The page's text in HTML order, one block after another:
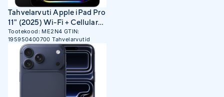
Tahvelarvuti Apple iPad Pro
11" (2025) Wi-Fi + Cellular
256GB Space Black
Tootekood: ME2N4 GTIN:
195950400700 Tahvelarvutid